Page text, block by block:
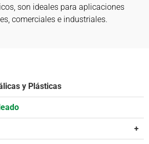
son ideales para aplicaciones
comerciales e industriales.
y Plásticas
+